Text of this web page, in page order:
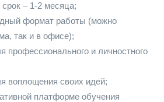
– 1-2 месяца;
формат работы (можно
так и в офисе);
профессионального и личностного
воплощения своих идей;
платформе обучения